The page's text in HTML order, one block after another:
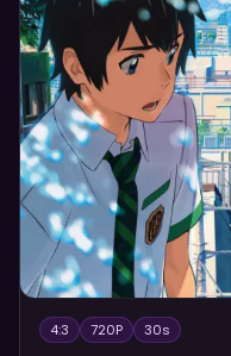
4:3 720P 30s